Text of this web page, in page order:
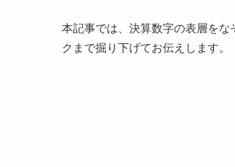
本記事では、決算数字の表層を
クまで掘り下げてお伝えします。